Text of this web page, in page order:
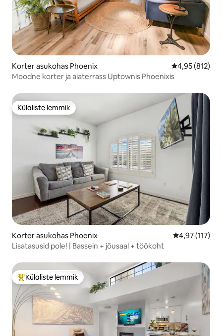
Korter asukohas Phoenix Keskmine
4,95 (812)
Moodne korter ja aiaterrass Uptownis Phoenixis
Külaliste lemmik
Külaliste lemmik
Korter asukohas Phoenix Keskmine
4,97 (117)
Lisatasusid pole! | Bassein + jõusaal + töökoht
Külaliste suur lemmik
Külaliste lemmik